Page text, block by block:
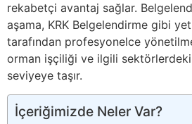
rekabetçi avantaj sağlar.
aşama, KRK Belgelendirme gibi
tarafından profesyonelce
orman işçiliği ve ilgili
seviyeye taşır.
İçeriğimizde Neler Var?